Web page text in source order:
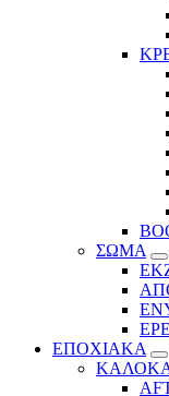
ΣΩΜΑ
ΕΠΟΧΙΑΚΑ